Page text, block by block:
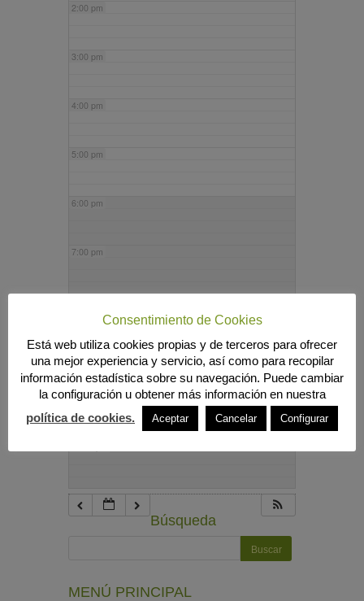
2:00 pm
3:00 pm
4:00 pm
5:00 pm
6:00 pm
7:00 pm
9:00 pm
10:00 pm
Búsqueda
MENÚ PRINCIPAL
Consentimiento de Cookies
Está web utiliza cookies propias y de terceros para ofrecer
una mejor experiencia y servicio, así como para recopilar
información estadística sobre su navegación. Puede cambiar
la configuración u obtener más información en nuestra
política de cookies.
Aceptar Cancelar Configurar